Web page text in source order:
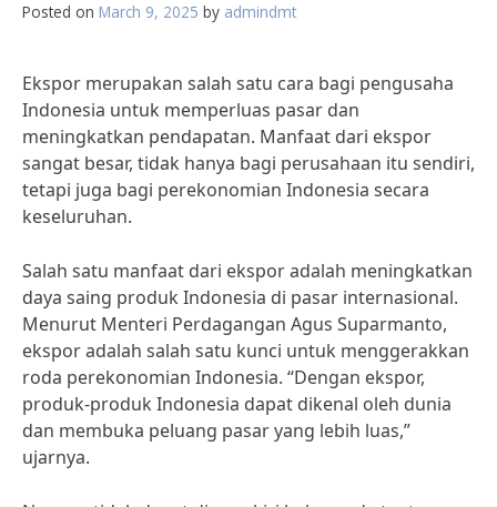
Posted on March 9, 2025 by admindmt
Ekspor merupakan salah satu cara bagi pengusaha
Indonesia untuk memperluas pasar dan
meningkatkan pendapatan. Manfaat dari ekspor
sangat besar, tidak hanya bagi perusahaan itu sendiri,
tetapi juga bagi perekonomian Indonesia secara
keseluruhan.
Salah satu manfaat dari ekspor adalah meningkatkan
daya saing produk Indonesia di pasar internasional.
Menurut Menteri Perdagangan Agus Suparmanto,
ekspor adalah salah satu kunci untuk menggerakkan
roda perekonomian Indonesia. “Dengan ekspor,
produk-produk Indonesia dapat dikenal oleh dunia
dan membuka peluang pasar yang lebih luas,”
ujarnya.